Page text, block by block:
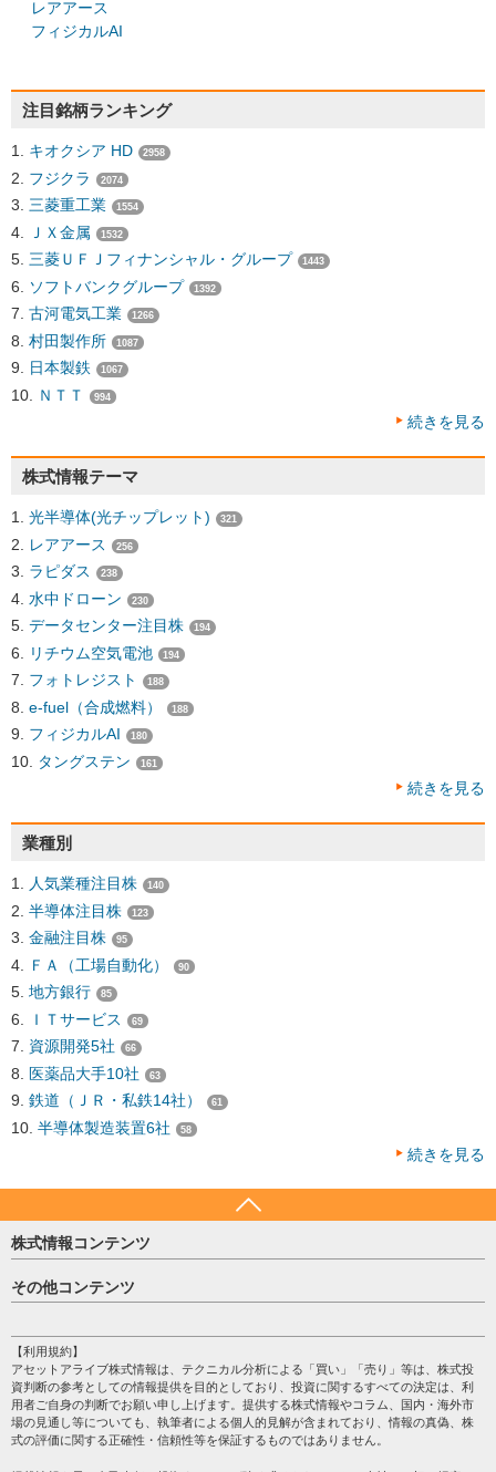
レアアース
フィジカルAI
注目銘柄ランキング
キオクシア HD 2958
フジクラ 2074
三菱重工業 1554
ＪＸ金属 1532
三菱ＵＦＪフィナンシャル・グループ 1443
ソフトバンクグループ 1392
古河電気工業 1266
村田製作所 1087
日本製鉄 1067
ＮＴＴ 994
続きを見る
株式情報テーマ
光半導体(光チップレット) 321
レアアース 256
ラピダス 238
水中ドローン 230
データセンター注目株 194
リチウム空気電池 194
フォトレジスト 188
e-fuel（合成燃料） 188
フィジカルAI 180
タングステン 161
続きを見る
業種別
人気業種注目株 140
半導体注目株 123
金融注目株 95
ＦＡ（工場自動化） 90
地方銀行 85
ＩＴサービス 69
資源開発5社 66
医薬品大手10社 63
鉄道（ＪＲ・私鉄14社） 61
半導体製造装置6社 58
続きを見る
株式情報コンテンツ
日経平均
売買シグナル
株テーマ情報
海外市況
投資カレンダー
格付け情報
その他コンテンツ
個人情報保護方針
プライバシーポリシー
会社案内
サイトマップ
【利用規約】
アセットアライブ株式情報は、テクニカル分析による「買い」「売り」等は、株式投
資判断の参考としての情報提供を目的としており、投資に関するすべての決定は、利
用者ご自身の判断でお願い申し上げます。提供する株式情報やコラム、国内・海外市
場の見通し等についても、執筆者による個人的見解が含まれており、情報の真偽、株
式の評価に関する正確性・信頼性等を保証するものではありません。